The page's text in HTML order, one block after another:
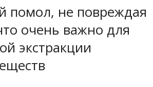
помол, не повреждая
очень важно для
экстракции